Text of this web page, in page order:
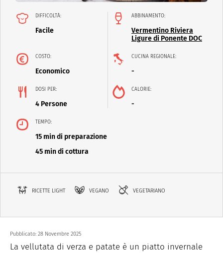
DIFFICOLTÀ:
Facile
ABBINAMENTO:
Vermentino Riviera
Ligure di Ponente DOC
COSTO:
Economico
CUCINA REGIONALE:
-
DOSI PER:
4 Persone
CALORIE:
-
TEMPO:
15 min di preparazione
45 min di cottura
RICETTE LIGHT VEGANO VEGETARIANO
Pubblicato: 28 Novembre 2025
La vellutata di verza e patate è un piatto invernale